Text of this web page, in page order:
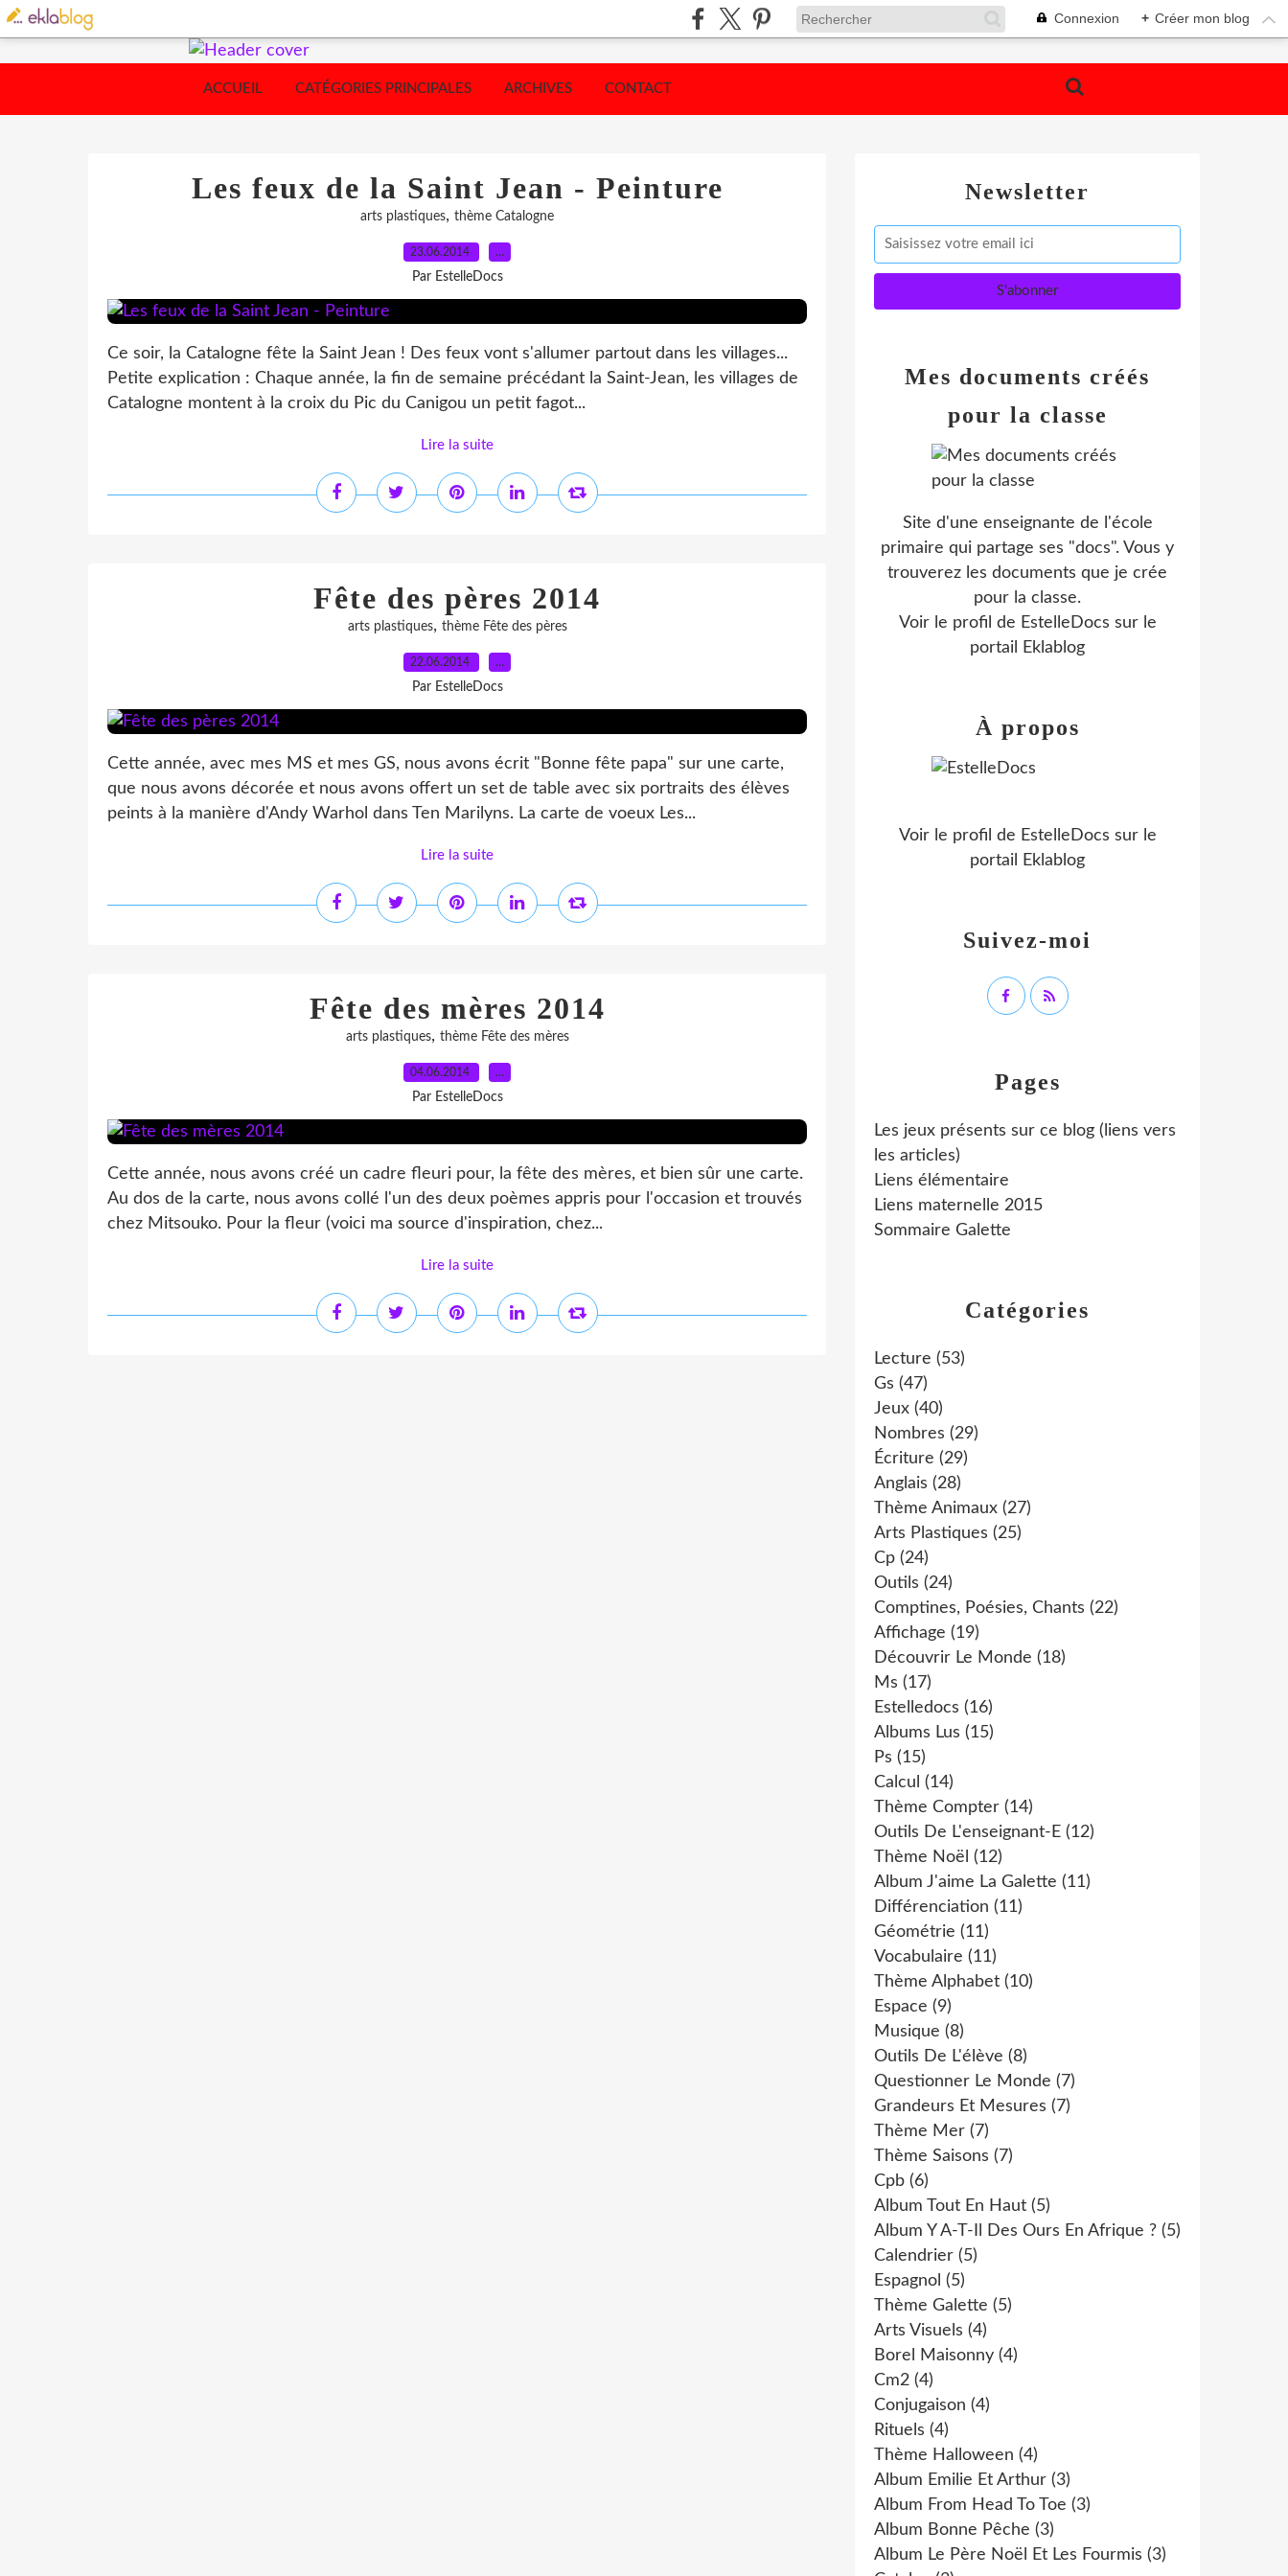
Connexion + Créer mon blog
ACCUEIL CATÉGORIES PRINCIPALES ARCHIVES CONTACT
Les feux de la Saint Jean - Peinture
arts plastiques, thème Catalogne
23.06.2014 …
Par EstelleDocs
Ce soir, la Catalogne fête la Saint Jean ! Des feux vont s'allumer partout dans les villages...
Petite explication : Chaque année, la fin de semaine précédant la Saint-Jean, les villages de
Catalogne montent à la croix du Pic du Canigou un petit fagot...
Lire la suite
Fête des pères 2014
arts plastiques, thème Fête des pères
22.06.2014 …
Par EstelleDocs
Cette année, avec mes MS et mes GS, nous avons écrit "Bonne fête papa" sur une carte,
que nous avons décorée et nous avons offert un set de table avec six portraits des élèves
peints à la manière d'Andy Warhol dans Ten Marilyns. La carte de voeux Les...
Lire la suite
Fête des mères 2014
arts plastiques, thème Fête des mères
04.06.2014 …
Par EstelleDocs
Cette année, nous avons créé un cadre fleuri pour, la fête des mères, et bien sûr une carte.
Au dos de la carte, nous avons collé l'un des deux poèmes appris pour l'occasion et trouvés
chez Mitsouko. Pour la fleur (voici ma source d'inspiration, chez...
Lire la suite
Newsletter
Catégories
Lecture (53)
Gs (47)
Jeux (40)
Nombres (29)
Écriture (29)
Anglais (28)
Thème Animaux (27)
Arts Plastiques (25)
Cp (24)
Outils (24)
Comptines, Poésies, Chants (22)
Affichage (19)
Découvrir Le Monde (18)
Ms (17)
Estelledocs (16)
Albums Lus (15)
Ps (15)
Calcul (14)
Thème Compter (14)
Outils De L'enseignant-E (12)
Thème Noël (12)
Album J'aime La Galette (11)
Différenciation (11)
Géométrie (11)
Vocabulaire (11)
Thème Alphabet (10)
Espace (9)
Musique (8)
Outils De L'élève (8)
Questionner Le Monde (7)
Grandeurs Et Mesures (7)
Thème Mer (7)
Thème Saisons (7)
Cpb (6)
Album Tout En Haut (5)
Album Y A-T-Il Des Ours En Afrique ? (5)
Calendrier (5)
Espagnol (5)
Thème Galette (5)
Arts Visuels (4)
Borel Maisonny (4)
Cm2 (4)
Conjugaison (4)
Rituels (4)
Thème Halloween (4)
Album Emilie Et Arthur (3)
Album From Head To Toe (3)
Album Bonne Pêche (3)
Album Le Père Noël Et Les Fourmis (3)
Pages
Les jeux présents sur ce blog (liens vers
les articles)
Liens élémentaire
Liens maternelle 2015
Sommaire Galette
Mes documents créés
pour la classe
Site d'une enseignante de l'école
primaire qui partage ses "docs". Vous y
trouverez les documents que je crée
pour la classe.
Voir le profil de EstelleDocs sur le
portail Eklablog
Suivez-moi
À propos
Voir le profil de EstelleDocs sur le
portail Eklablog